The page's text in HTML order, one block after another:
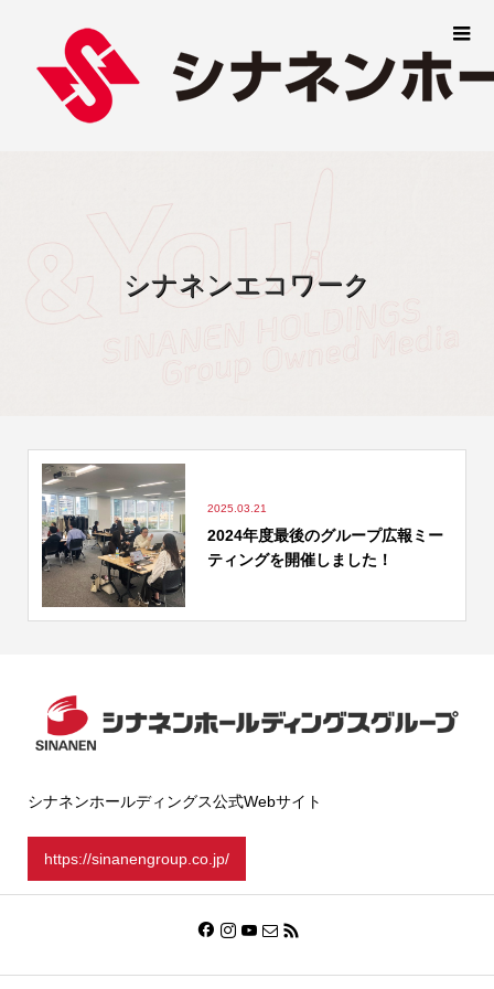
シナネンエコワーク
2025.03.21
2024年度最後のグループ広報ミー
ティングを開催しました！
シナネンホールディングス公式Webサイト
https://sinanengroup.co.jp/